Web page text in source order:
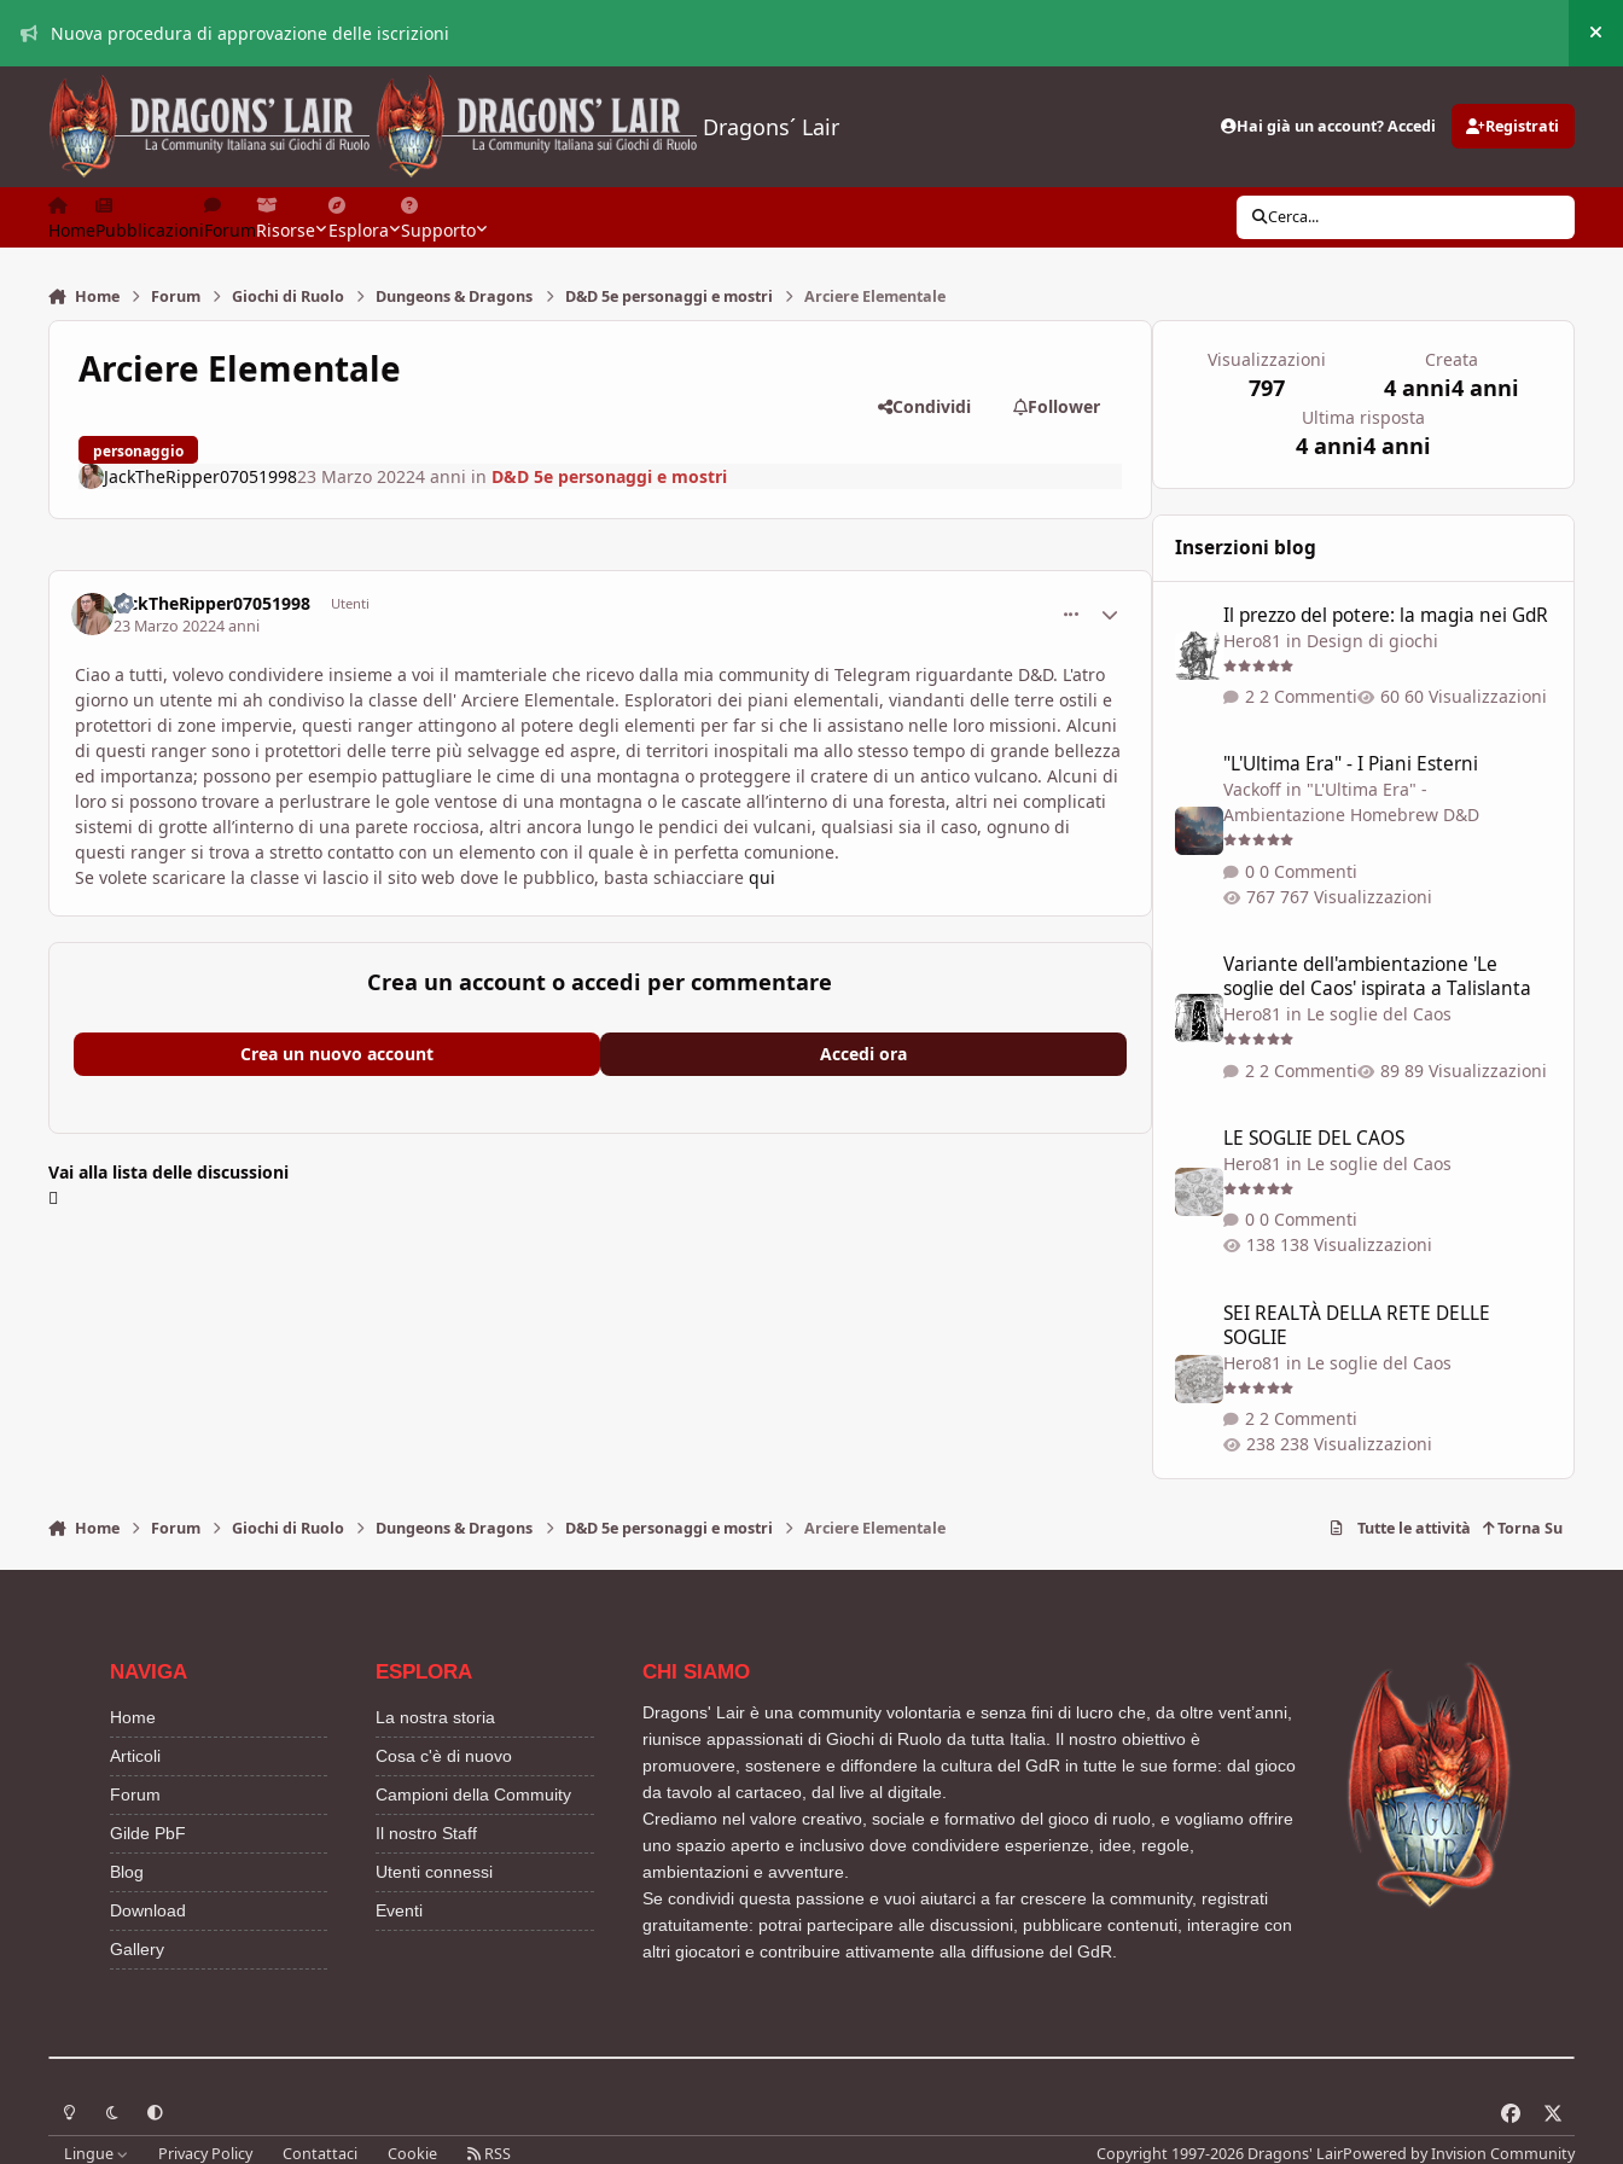
Nuova procedura di approvazione delle iscrizioni
Dragons´ Lair Hai già un account? Accedi Registrati
HomePubblicazioniForumRisorse Esplora Supporto
Cerca...
Home Forum Giochi di Ruolo Dungeons & Dragons D&D 5e personaggi e mostri Arciere Elementale
Arciere Elementale
personaggio
Condividi Follower
JackTheRipper0705199823 Marzo 20224 anni in D&D 5e personaggi e mostri
JackTheRipper07051998 Utenti
23 Marzo 20224 anni
Statistiche Autore
Ciao a tutti, volevo condividere insieme a voi il mamteriale che ricevo dalla mia community di Telegram riguardante D&D. L'atro
giorno un utente mi ah condiviso la classe dell' Arciere Elementale. Esploratori dei piani elementali, viandanti delle terre ostili e
protettori di zone impervie, questi ranger attingono al potere degli elementi per far si che li assistano nelle loro missioni. Alcuni
di questi ranger sono i protettori delle terre più selvagge ed aspre, di territori inospitali ma allo stesso tempo di grande bellezza
ed importanza; possono per esempio pattugliare le cime di una montagna o proteggere il cratere di un antico vulcano. Alcuni di
loro si possono trovare a perlustrare le gole ventose di una montagna o le cascate all’interno di una foresta, altri nei complicati
sistemi di grotte all’interno di una parete rocciosa, altri ancora lungo le pendici dei vulcani, qualsiasi sia il caso, ognuno di
questi ranger si trova a stretto contatto con un elemento con il quale è in perfetta comunione.
Se volete scaricare la classe vi lascio il sito web dove le pubblico, basta schiacciare qui
Crea un account o accedi per commentare
Crea un nuovo account Accedi ora
Vai alla lista delle discussioni
Visualizzazioni
797
Creata
4 anni4 anni
Ultima risposta
4 anni4 anni
Inserzioni blog
Il prezzo del potere: la magia nei GdR
Hero81 in Design di giochi
2 Commenti 60 Visualizzazioni
"L'Ultima Era" - I Piani Esterni
Vackoffin "L'Ultima Era" -
Ambientazione Homebrew D&D
0 Commenti
767 Visualizzazioni
Variante dell'ambientazione 'Le
soglie del Caos' ispirata a Talislanta
Hero81 in Le soglie del Caos
2 Commenti 89 Visualizzazioni
LE SOGLIE DEL CAOS
Hero81 in Le soglie del Caos
0 Commenti
138 Visualizzazioni
SEI REALTÀ DELLA RETE DELLE
SOGLIE
Hero81 in Le soglie del Caos
2 Commenti
238 Visualizzazioni
Home Forum Giochi di Ruolo Dungeons & Dragons D&D 5e personaggi e mostri Arciere Elementale Tutte le attività Torna Su
NAVIGA
Home
Articoli
Forum
Gilde PbF
Blog
Download
Gallery
ESPLORA
La nostra storia
Cosa c'è di nuovo
Campioni della Commuity
Il nostro Staff
Utenti connessi
Eventi
CHI SIAMO
Dragons' Lair è una community volontaria e senza fini di lucro che, da oltre vent’anni,
riunisce appassionati di Giochi di Ruolo da tutta Italia. Il nostro obiettivo è
promuovere, sostenere e diffondere la cultura del GdR in tutte le sue forme: dal gioco
da tavolo al cartaceo, dal live al digitale.
Crediamo nel valore creativo, sociale e formativo del gioco di ruolo, e vogliamo offrire
uno spazio aperto e inclusivo dove condividere esperienze, idee, regole,
ambientazioni e avventure.
Se condividi questa passione e vuoi aiutarci a far crescere la community, registrati
gratuitamente: potrai partecipare alle discussioni, pubblicare contenuti, interagire con
altri giocatori e contribuire attivamente alla diffusione del GdR.
Modalità chiara
Modalità scuraSegui la preferenza del sistema
a
Lingue Privacy Policy Contattaci Cookie RSS Copyright 1997-2026 Dragons' LairPowered byInvision Community